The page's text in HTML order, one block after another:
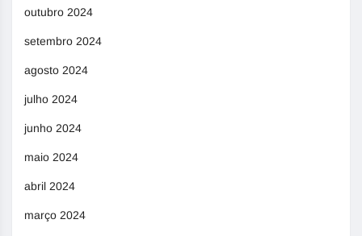
outubro 2024
setembro 2024
agosto 2024
julho 2024
junho 2024
maio 2024
abril 2024
março 2024